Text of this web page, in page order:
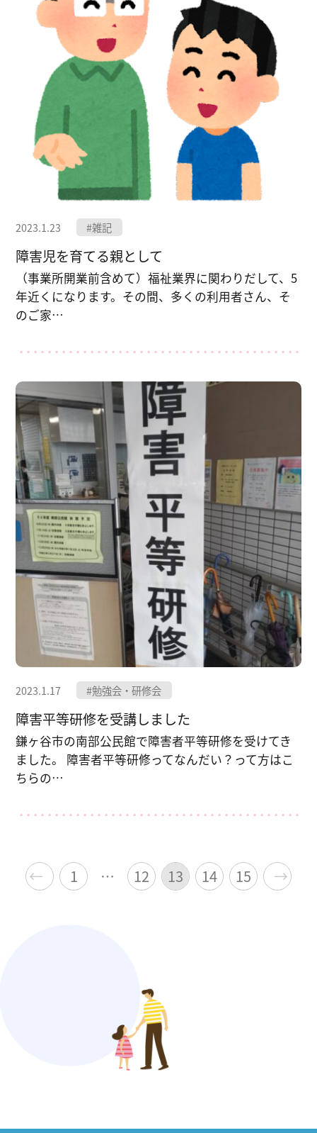
2023.1.23 #雑記
障害児を育てる親として
（事業所開業前含めて）福祉業界に関わりだして、5
年近くになります。その間、多くの利用者さん、そ
のご家…
2023.1.17 #勉強会・研修会
障害平等研修を受講しました
鎌ヶ谷市の南部公民館で障害者平等研修を受けてき
ました。 障害者平等研修ってなんだい？って方はこ
ちらの…
投← 1 … 12 13 14 15 →